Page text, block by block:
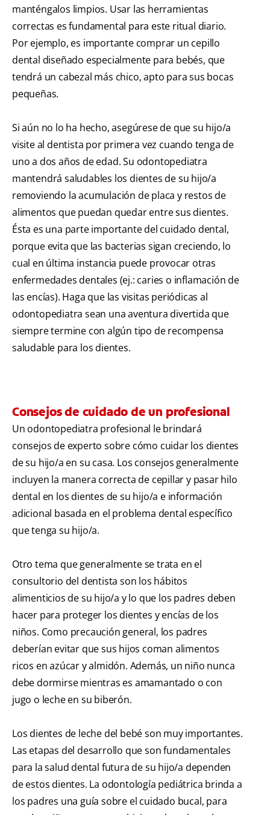
manténgalos limpios. Usar las herramientas
correctas es fundamental para este ritual diario.
Por ejemplo, es importante comprar un cepillo
dental diseñado especialmente para bebés, que
tendrá un cabezal más chico, apto para sus bocas
pequeñas.
Si aún no lo ha hecho, asegúrese de que su hijo/a
visite al dentista por primera vez cuando tenga de
uno a dos años de edad. Su odontopediatra
mantendrá saludables los dientes de su hijo/a
removiendo la acumulación de placa y restos de
alimentos que puedan quedar entre sus dientes.
Ésta es una parte importante del cuidado dental,
porque evita que las bacterias sigan creciendo, lo
cual en última instancia puede provocar otras
enfermedades dentales (ej.: caries o inflamación de
las encías). Haga que las visitas periódicas al
odontopediatra sean una aventura divertida que
siempre termine con algún tipo de recompensa
saludable para los dientes.
Consejos de cuidado de un profesional
Un odontopediatra profesional le brindará
consejos de experto sobre cómo cuidar los dientes
de su hijo/a en su casa. Los consejos generalmente
incluyen la manera correcta de cepillar y pasar hilo
dental en los dientes de su hijo/a e información
adicional basada en el problema dental específico
que tenga su hijo/a.
Otro tema que generalmente se trata en el
consultorio del dentista son los hábitos
alimenticios de su hijo/a y lo que los padres deben
hacer para proteger los dientes y encías de los
niños. Como precaución general, los padres
deberían evitar que sus hijos coman alimentos
ricos en azúcar y almidón. Además, un niño nunca
debe dormirse mientras es amamantado o con
jugo o leche en su biberón.
Los dientes de leche del bebé son muy importantes.
Las etapas del desarrollo que son fundamentales
para la salud dental futura de su hijo/a dependen
de estos dientes. La odontología pediátrica brinda a
los padres una guía sobre el cuidado bucal, para